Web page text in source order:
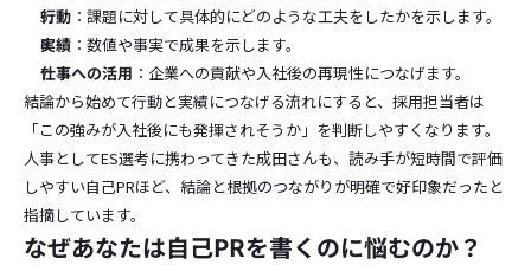
行動 ：課題に対して具体的にどのような工夫をしたかを示します。
実績 ：数値や事実で成果を示します。
仕事への活用 ：企業への貢献や入社後の再現性につなげます。
結論から始めて行動と実績につなげる流れにすると、採用担当者は
「この強みが入社後にも発揮されそうか」を判断しやすくなります。
人事としてES選考に携わってきた成田さんも、読み手が短時間で評価
しやすい自己PRほど、結論と根拠のつながりが明確で好印象だったと
指摘しています。
なぜあなたは自己PRを書くのに悩むのか？